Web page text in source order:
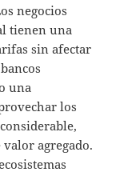
negocios
tienen una
sin afectar
una
los
agregado.